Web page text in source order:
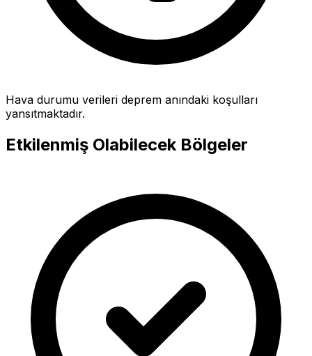
Hava durumu verileri deprem anındaki koşulları
yansıtmaktadır.
Etkilenmiş Olabilecek Bölgeler